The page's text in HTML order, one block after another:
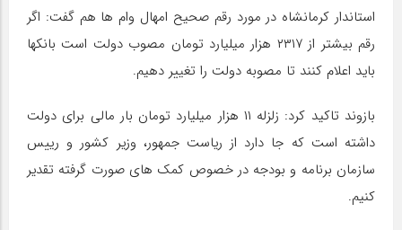
استاندار کرمانشاه در مورد رقم صحیح امهال وام ها هم گفت: اگر
رقم بیشتر از ۲۳۱۷ هزار میلیارد تومان مصوب دولت است بانکها
باید اعلام کنند تا مصوبه دولت را تغییر دهیم.
بازوند تاکید کرد: زلزله ۱۱ هزار میلیارد تومان بار مالی برای دولت
داشته است که جا دارد از ریاست جمهور، وزیر کشور و رییس
سازمان برنامه و بودجه در خصوص کمک های صورت گرفته تقدیر
کنیم.